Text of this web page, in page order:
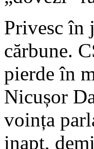
Privesc în
cărbune.
pierde în
Nicușor
voința
inapt,